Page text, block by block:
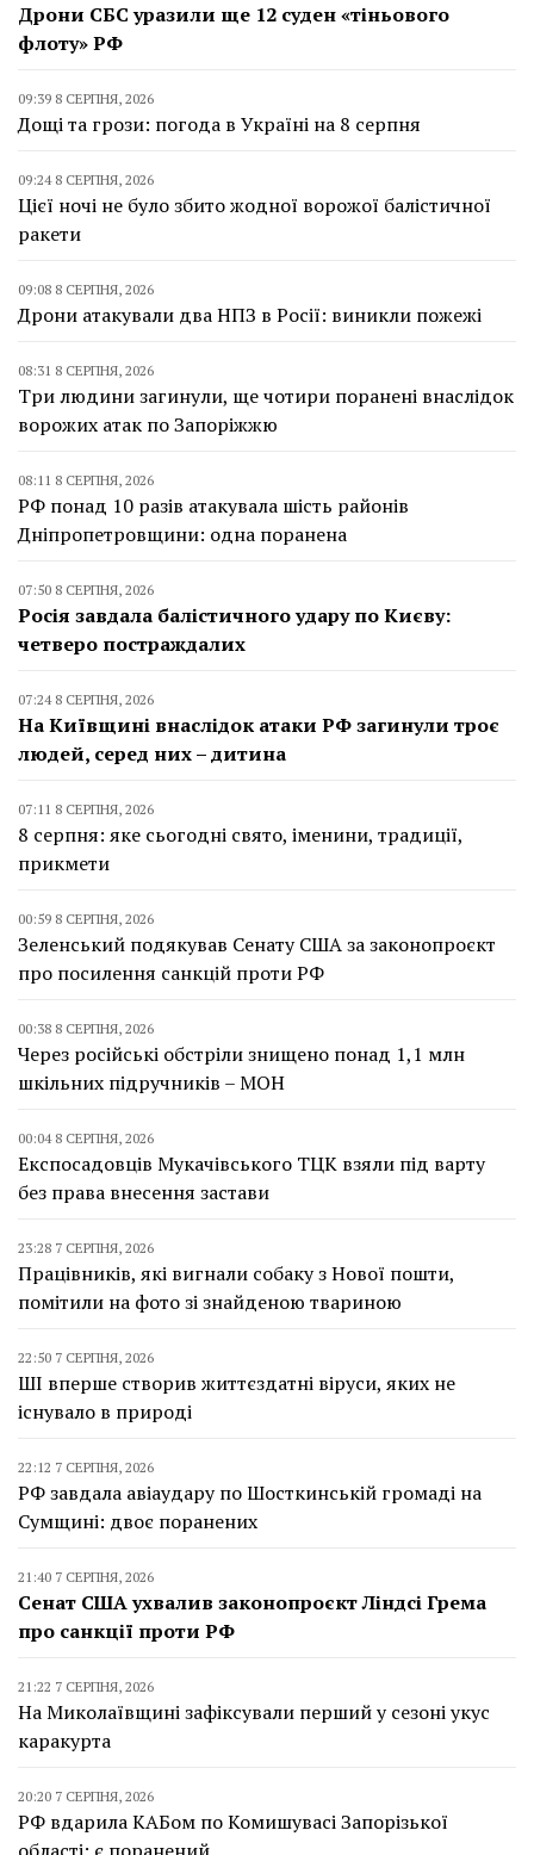
Дрони СБС уразили ще 12 суден «тіньового
флоту» РФ
09:39 8 СЕРПНЯ, 2026
Дощі та грози: погода в Україні на 8 серпня
09:24 8 СЕРПНЯ, 2026
Цієї ночі не було збито жодної ворожої балістичної
ракети
09:08 8 СЕРПНЯ, 2026
Дрони атакували два НПЗ в Росії: виникли пожежі
08:31 8 СЕРПНЯ, 2026
Три людини загинули, ще чотири поранені внаслідок
ворожих атак по Запоріжжю
08:11 8 СЕРПНЯ, 2026
РФ понад 10 разів атакувала шість районів
Дніпропетровщини: одна поранена
07:50 8 СЕРПНЯ, 2026
Росія завдала балістичного удару по Києву:
четверо постраждалих
07:24 8 СЕРПНЯ, 2026
На Київщині внаслідок атаки РФ загинули троє
людей, серед них – дитина
07:11 8 СЕРПНЯ, 2026
8 серпня: яке сьогодні свято, іменини, традиції,
прикмети
00:59 8 СЕРПНЯ, 2026
Зеленський подякував Сенату США за законопроєкт
про посилення санкцій проти РФ
00:38 8 СЕРПНЯ, 2026
Через російські обстріли знищено понад 1,1 млн
шкільних підручників – МОН
00:04 8 СЕРПНЯ, 2026
Експосадовців Мукачівського ТЦК взяли під варту
без права внесення застави
23:28 7 СЕРПНЯ, 2026
Працівників, які вигнали собаку з Нової пошти,
помітили на фото зі знайденою твариною
22:50 7 СЕРПНЯ, 2026
ШІ вперше створив життєздатні віруси, яких не
існувало в природі
22:12 7 СЕРПНЯ, 2026
РФ завдала авіаудару по Шосткинській громаді на
Сумщині: двоє поранених
21:40 7 СЕРПНЯ, 2026
Сенат США ухвалив законопроєкт Ліндсі Грема
про санкції проти РФ
21:22 7 СЕРПНЯ, 2026
На Миколаївщині зафіксували перший у сезоні укус
каракурта
20:20 7 СЕРПНЯ, 2026
РФ вдарила КАБом по Комишувасі Запорізької